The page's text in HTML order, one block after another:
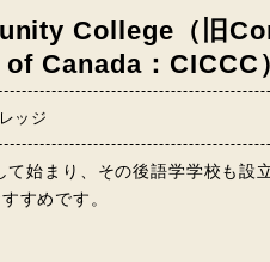
College（旧
Canada：CICCC
ッジ
始まり、その後語学学校も設
すめです。